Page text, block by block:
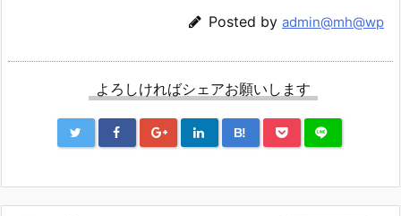
Posted by admin@mh@wp
よろしければシェアお願いします
B!